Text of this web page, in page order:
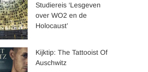
Studiereis ‘Lesgeven
over WO2 en de
Holocaust’
Kijktip: The Tattooist Of
Auschwitz